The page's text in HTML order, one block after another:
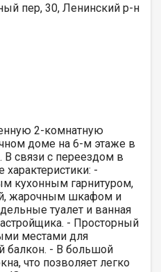
пер, 30, Ленинский р-н
2-комнатную
доме на 6-м этаже в
связи с переездом в
-
кухонным гарнитуром,
жарочным шкафом и
туалет и ванная
- Просторный
местами для
балкон. - В большой
что позволяет легко